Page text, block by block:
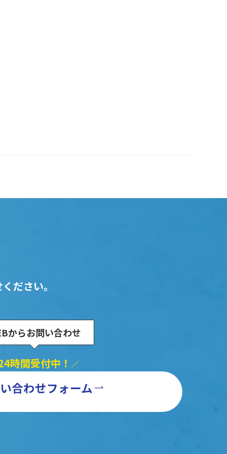
ださい。
からお問い合わせ
時間受付中！ ／
合わせフォーム